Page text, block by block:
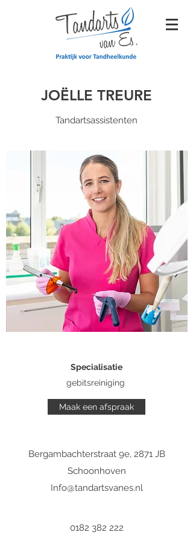
JOËLLE TREURE
Tandartsassistenten
Specialisatie
gebitsreiniging
Maak een afspraak
Bergambachterstraat 9e, 2871 JB
Schoonhoven
Info@tandartsvanes.nl
0182 382 222